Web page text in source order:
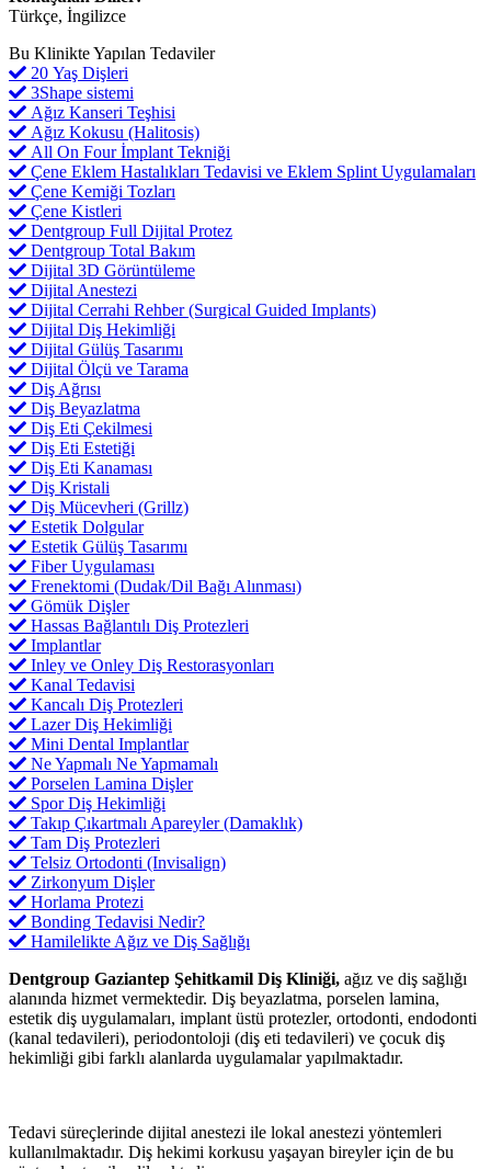
Türkçe, İngilizce
Bu Klinikte Yapılan Tedaviler
20 Yaş Dişleri
3Shape sistemi
Ağız Kanseri Teşhisi
Ağız Kokusu (Halitosis)
All On Four İmplant Tekniği
Çene Eklem Hastalıkları Tedavisi ve Eklem Splint Uygulamaları
Çene Kemiği Tozları
Çene Kistleri
Dentgroup Full Dijital Protez
Dentgroup Total Bakım
Dijital 3D Görüntüleme
Dijital Anestezi
Dijital Cerrahi Rehber (Surgical Guided Implants)
Dijital Diş Hekimliği
Dijital Gülüş Tasarımı
Dijital Ölçü ve Tarama
Diş Ağrısı
Diş Beyazlatma
Diş Eti Çekilmesi
Diş Eti Estetiği
Diş Eti Kanaması
Diş Kristali
Diş Mücevheri (Grillz)
Estetik Dolgular
Estetik Gülüş Tasarımı
Fiber Uygulaması
Frenektomi (Dudak/Dil Bağı Alınması)
Gömük Dişler
Hassas Bağlantılı Diş Protezleri
Implantlar
Inley ve Onley Diş Restorasyonları
Kanal Tedavisi
Kancalı Diş Protezleri
Lazer Diş Hekimliği
Mini Dental Implantlar
Ne Yapmalı Ne Yapmamalı
Porselen Lamina Dişler
Spor Diş Hekimliği
Takıp Çıkartmalı Apareyler (Damaklık)
Tam Diş Protezleri
Telsiz Ortodonti (Invisalign)
Zirkonyum Dişler
Horlama Protezi
Bonding Tedavisi Nedir?
Hamilelikte Ağız ve Diş Sağlığı
Dentgroup Gaziantep Şehitkamil Diş Kliniği, ağız ve diş sağlığı
alanında hizmet vermektedir. Diş beyazlatma, porselen lamina,
estetik diş uygulamaları, implant üstü protezler, ortodonti, endodonti
(kanal tedavileri), periodontoloji (diş eti tedavileri) ve çocuk diş
hekimliği gibi farklı alanlarda uygulamalar yapılmaktadır.
Tedavi süreçlerinde dijital anestezi ile lokal anestezi yöntemleri
kullanılmaktadır. Diş hekimi korkusu yaşayan bireyler için de bu